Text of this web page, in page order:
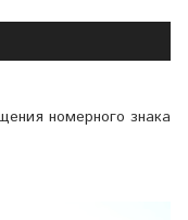
номерного знака